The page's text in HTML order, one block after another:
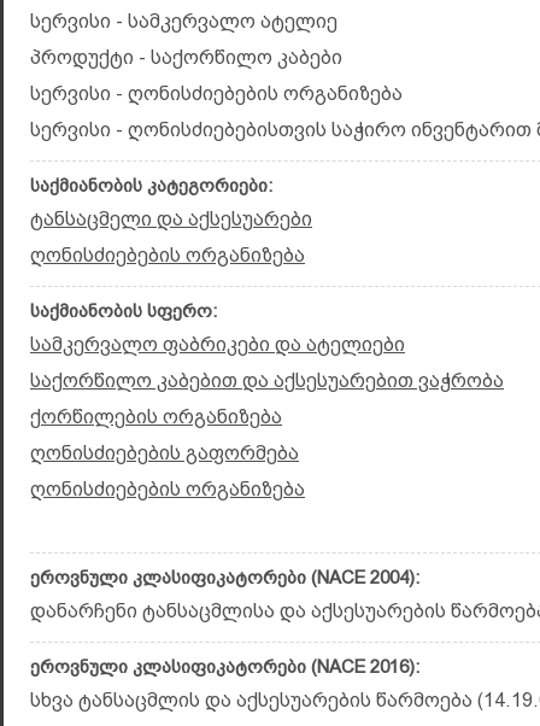
სერვისი - სამკერვალო ატელიე
პროდუქტი - საქორწილო კაბები
სერვისი - ღონისძიებების ორგანიზება
სერვისი - ღონისძიებებისთვის საჭირო ინვენტარით
საქმიანობის კატეგორიები:
ტანსაცმელი და აქსესუარები
ღონისძიებების ორგანიზება
საქმიანობის სფერო:
სამკერვალო ფაბრიკები და ატელიები
საქორწილო კაბებით და აქსესუარებით ვაჭრობა
ქორწილების ორგანიზება
ღონისძიებების გაფორმება
ღონისძიებების ორგანიზება
ეროვნული კლასიფიკატორები (NACE 2004):
დანარჩენი ტანსაცმლისა და აქსესუარების
ეროვნული კლასიფიკატორები (NACE 2016):
სხვა ტანსაცმლის და აქსესუარების წარმოება